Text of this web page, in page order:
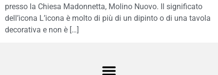
presso la Chiesa Madonnetta, Molino Nuovo. Il significato
dell’icona L’icona è molto di più di un dipinto o di una tavola
decorativa e non è […]